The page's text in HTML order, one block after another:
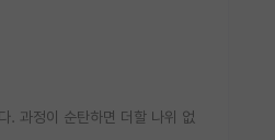
. 과정이 순탄하면 더할 나위 없